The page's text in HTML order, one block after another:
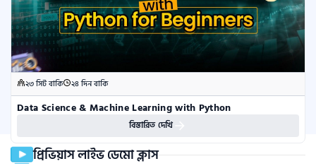
২৩ সিট বাকি ২৪ দিন বাকি
Data Science & Machine Learning with Python
বিস্তারিত দেখি
প্রিভিয়াস লাইভ ডেমো ক্লাস